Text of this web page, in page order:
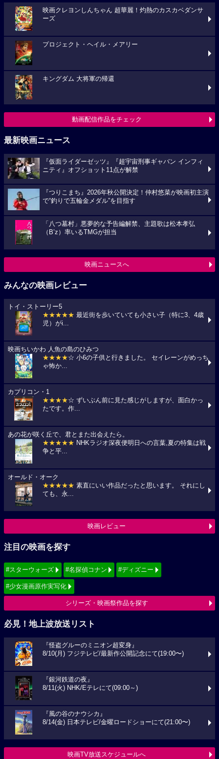
映画クレヨンしんちゃん 超華麗！灼熱のカスカベダンサ
ーズ
プロジェクト・ヘイル・メアリー
キングダム 大将軍の帰還
動画配信作品をチェック
最新映画ニュース
『仮面ライダーゼッツ』『超宇宙刑事ギャバン インフィ
ニティ』オフショット11点が解禁
『つりこまち』2026年秋公開決定！仲村悠菜が映画初主演
で“釣りで五輪金メダル”を目指す
「八つ墓村」悪夢的な予告編解禁、主題歌は松本孝弘
（B’z）率いるTMGが担当
映画ニュースへ
みんなの映画レビュー
トイ・ストーリー5
★★★★★ 最近街を歩いていても小さい子（特に3、4歳
児）がi...
映画ちいかわ 人魚の島のひみつ
★★★★☆ 小6の子供と行きました。 セイレーンがめっち
ゃ怖か...
カプリコン・1
★★★★☆ ずいぶん前に見た感じがしますが、面白かっ
たです。作...
あの花が咲く丘で、君とまた出会えたら。
★★★★★ NHKラジオ深夜便明日への言葉,夏の特集は戦
争と平...
オールド・オーク
★★★★★ 素直にいい作品だったと思います。 それにし
ても、永...
映画レビュー
注目の映画を探す
#スターウォーズ #名探偵コナン #ディズニー
#少女漫画原作実写化
シリーズ・映画祭作品を探す
必見！地上波放送リスト
『怪盗グルーのミニオン超変身』
8/10(月) フジテレビ/最新作公開記念にて(19:00〜)
『銀河鉄道の夜』
8/11(火) NHK/Eテレにて(09:00～)
『風の谷のナウシカ』
8/14(金) 日本テレビ/金曜ロードショーにて(21:00〜)
映画TV放送スケジュールへ